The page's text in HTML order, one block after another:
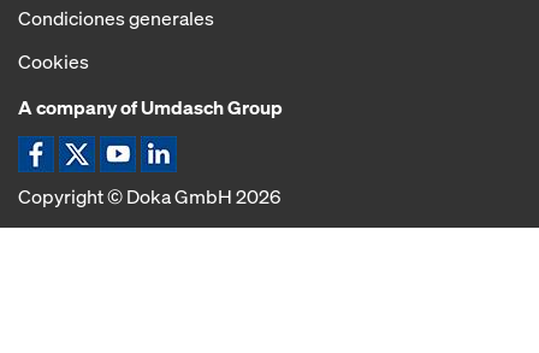
Condiciones generales
Cookies
A company of Umdasch Group
Copyright © Doka GmbH 2026